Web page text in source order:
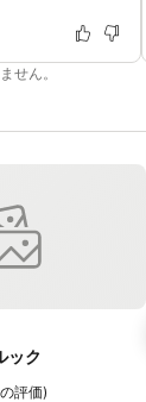
せん。
に追加
ック
評価)